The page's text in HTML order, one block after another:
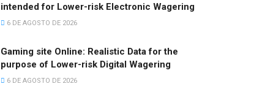
intended for Lower-risk Electronic Wagering
6 DE AGOSTO DE 2026
Gaming site Online: Realistic Data for the
purpose of Lower-risk Digital Wagering
6 DE AGOSTO DE 2026